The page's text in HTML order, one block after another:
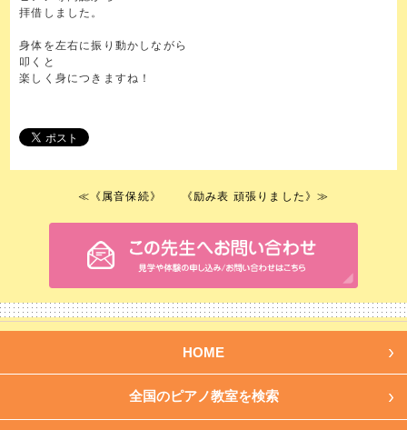
拝借しました。
身体を左右に振り動かしながら
叩くと
楽しく身につきますね！
≪ 《属音保続》 《励み表 頑張りました》≫
HOME
全国のピアノ教室を検索